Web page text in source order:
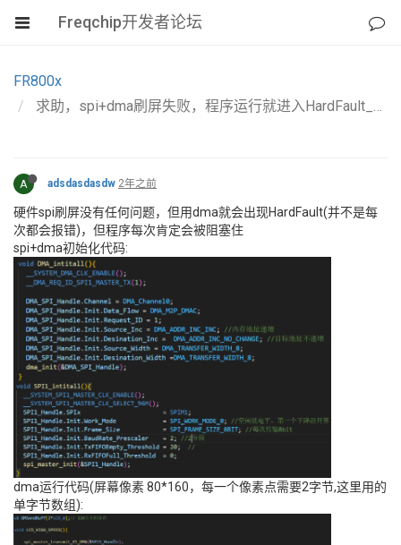
Freqchip开发者论坛
FR800x
求助，spi+dma刷屏失败，程序运行就进入HardFault_Handler
A adsdasdasdw 2年之前
硬件spi刷屏没有任何问题，但用dma就会出现HardFault(并不是每
次都会报错)，但程序每次肯定会被阻塞住
spi+dma初始化代码:
dma运行代码(屏幕像素 80*160，每一个像素点需要2字节,这里用的
单字节数组):